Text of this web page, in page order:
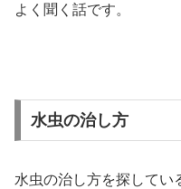
よく聞く話です。
水虫の治し方
水虫の治し方を探してい